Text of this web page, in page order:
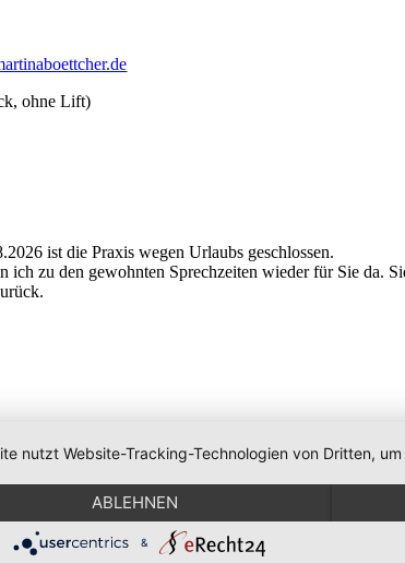
ohne Lift)
ist die Praxis wegen Urlaubs geschlossen.
ich zu den gewohnten Sprechzeiten wieder für Sie da.
nutzt Website-Tracking-Technologien von Dritten,
ABLEHNEN
&